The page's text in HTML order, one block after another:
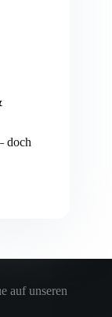
doch
auf unseren